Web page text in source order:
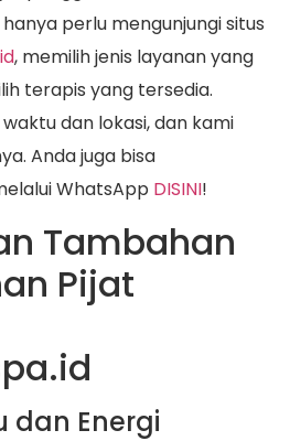
perlu mengunjungi situs
, memilih jenis layanan yang
terapis yang tersedia.
dan lokasi, dan kami
Anda juga bisa
WhatsApp DISINI!
Tambahan
Pijat
dan Energi